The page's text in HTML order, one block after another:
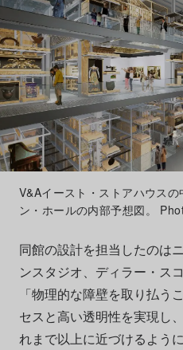
V&Aイースト・ストアハウス
ン・ホールの内部予想図。
同館の設計を担当したのは
ンスタジオ、ディラー・ス
「物理的な障壁を取り払う
セスと高い透明性を実現し
れまで以上に近づけるよう